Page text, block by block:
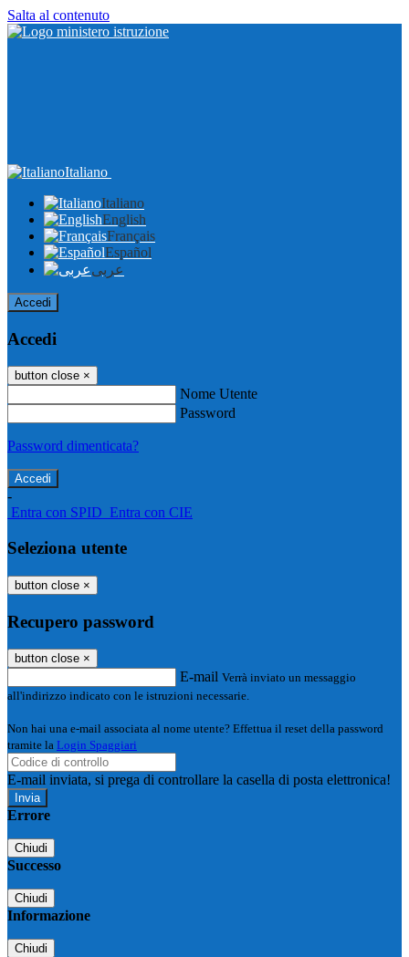
Salta al contenuto
Italiano
Italiano
English
Français
Español
عربى
Accedi
Accedi
button close ×
Nome Utente
Password
Password dimenticata?
-
Entra con SPID Entra con CIE
Seleziona utente
button close ×
Recupero password
button close ×
E-mail Verrà inviato un messaggio
all'indirizzo indicato con le istruzioni necessarie.
Non hai una e-mail associata al nome utente? Effettua il reset della password
tramite la Login Spaggiari
E-mail inviata, si prega di controllare la casella di posta elettronica!
Errore
Chiudi
Successo
Chiudi
Informazione
Chiudi